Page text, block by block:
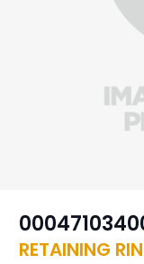
RETAINING